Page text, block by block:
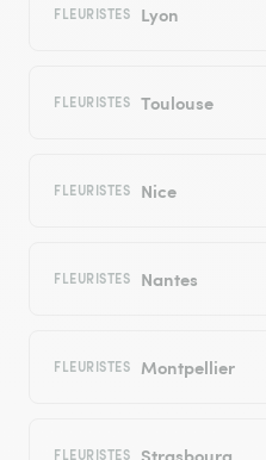
FLEURISTES Lyon
FLEURISTES Toulouse
FLEURISTES Nice
FLEURISTES Nantes
FLEURISTES Montpellier
FLEURISTES Strasbourg